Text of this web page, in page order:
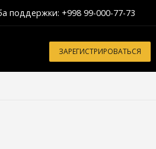
поддержки: +998 99-000-77-73
ЗАРЕГИСТРИРОВАТЬСЯ